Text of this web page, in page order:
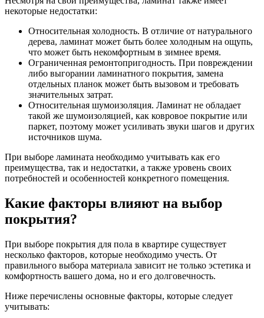
некоторые недостатки:
Относительная холодность. В отличие от натурального
дерева, ламинат может быть более холодным на ощупь,
что может быть некомфортным в зимнее время.
Ограниченная ремонтопригодность. При повреждении
либо выгорании ламинатного покрытия, замена
отдельных планок может быть вызовом и требовать
значительных затрат.
Относительная шумоизоляция. Ламинат не обладает
такой же шумоизоляцией, как ковровое покрытие или
паркет, поэтому может усиливать звуки шагов и других
источников шума.
При выборе ламината необходимо учитывать как его
преимущества, так и недостатки, а также уровень своих
потребностей и особенностей конкретного помещения.
Какие факторы влияют на выбор
покрытия?
При выборе покрытия для пола в квартире существует
несколько факторов, которые необходимо учесть. От
правильного выбора материала зависит не только эстетика и
комфортность вашего дома, но и его долговечность.
Ниже перечислены основные факторы, которые следует
учитывать: